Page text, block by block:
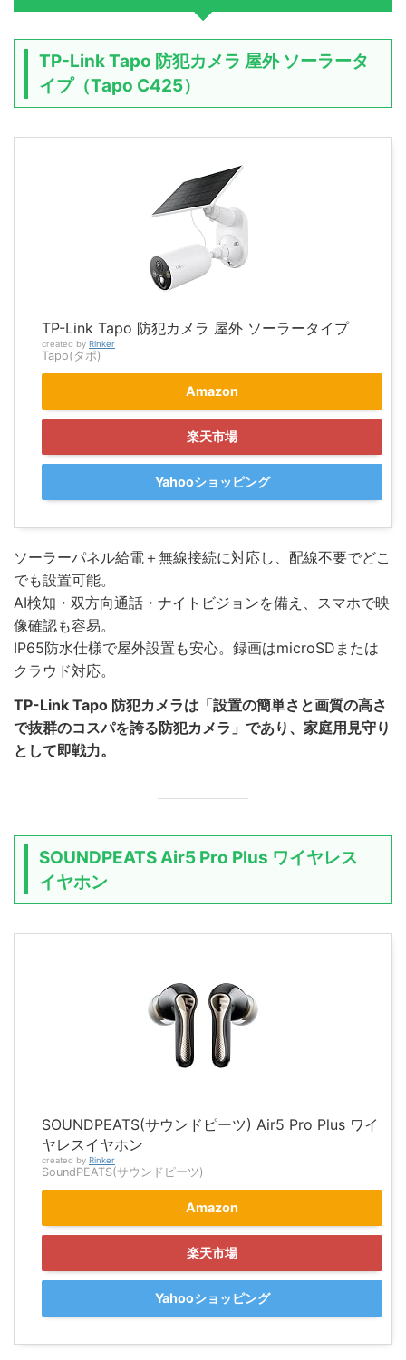
TP-Link Tapo 防犯カメラ 屋外 ソーラータ
イプ（Tapo C425）
TP-Link Tapo 防犯カメラ 屋外 ソーラータイプ
created by Rinker
Tapo(タポ)
Amazon
楽天市場
Yahooショッピング
ソーラーパネル給電＋無線接続に対応し、配線不要でどこ
でも設置可能。
AI検知・双方向通話・ナイトビジョンを備え、スマホで映
像確認も容易。
IP65防水仕様で屋外設置も安心。録画はmicroSDまたは
クラウド対応。
TP-Link Tapo 防犯カメラは「設置の簡単さと画質の高さ
で抜群のコスパを誇る防犯カメラ」であり、家庭用見守り
として即戦力。
SOUNDPEATS Air5 Pro Plus ワイヤレス
イヤホン
SOUNDPEATS(サウンドピーツ) Air5 Pro Plus ワイ
ヤレスイヤホン
created by Rinker
SoundPEATS(サウンドピーツ)
Amazon
楽天市場
Yahooショッピング